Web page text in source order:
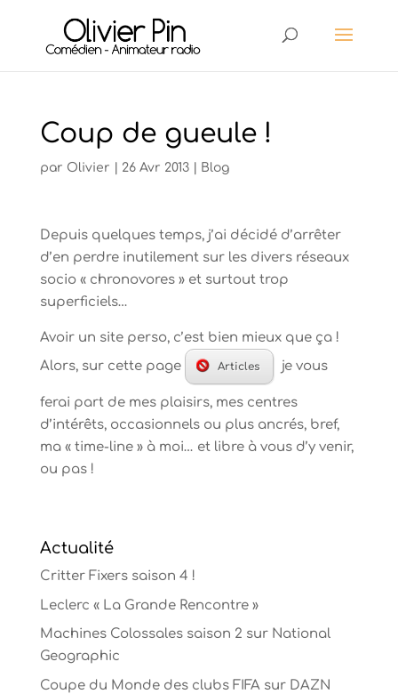
Coup de gueule !
par Olivier 26 Avr 2013| Blog
Depuis quelques temps, j’ai décidé d’arrêter
d’en perdre inutilement sur les divers réseaux
socio « chronovores » et surtout trop
superficiels…
Avoir un site perso, c’est bien mieux que ça !
Alors, sur cette page
Articles je vous
ferai part de mes plaisirs, mes centres
d’intérêts, occasionnels ou plus ancrés, bref,
ma « time-line » à moi… et libre à vous d’y venir,
ou pas !
Actualité
Critter Fixers saison 4 !
Leclerc « La Grande Rencontre »
Machines Colossales saison 2 sur National
Geographic
Coupe du Monde des clubs FIFA sur DAZN